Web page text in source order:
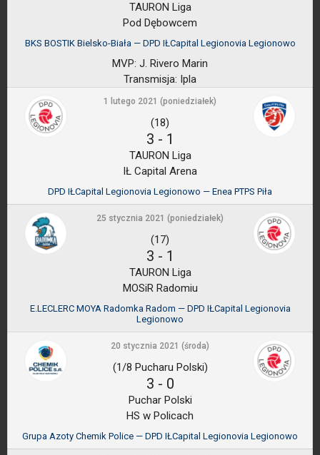
TAURON Liga
Pod Dębowcem
BKS BOSTIK Bielsko-Biała — DPD IŁCapital Legionovia Legionowo
MVP: J. Rivero Marin
Transmisja: Ipla
1 lutego 2021 (poniedziałek)
(18)
3 - 1
TAURON Liga
IŁ Capital Arena
DPD IŁCapital Legionovia Legionowo — Enea PTPS Piła
25 stycznia 2021 (poniedziałek)
(17)
3 - 1
TAURON Liga
MOSiR Radomiu
E.LECLERC MOYA Radomka Radom — DPD IŁCapital Legionovia
Legionowo
20 stycznia 2021 (środa)
(1/8 Pucharu Polski)
3 - 0
Puchar Polski
HS w Policach
Grupa Azoty Chemik Police — DPD IŁCapital Legionovia Legionowo